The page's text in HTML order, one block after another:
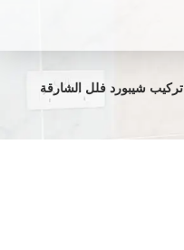
تركيب شيبورد فلل الشارقة